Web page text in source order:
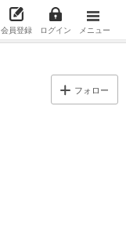
会員登録 ログイン メニュー
フォロー